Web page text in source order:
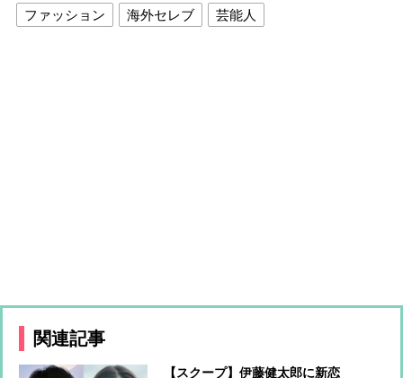
ファッション
海外セレブ 芸能人
関連記事
【スクープ】伊藤健太郎に新恋